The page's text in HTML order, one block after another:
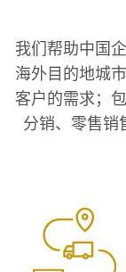
我们帮助中国
海外目的地城
客户的需求；
分销、零售销